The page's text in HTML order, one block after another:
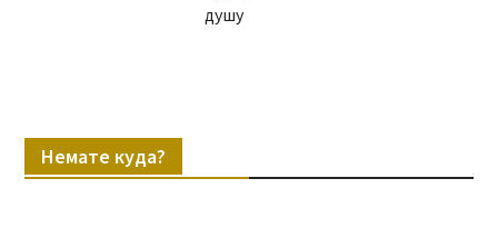
душу
Немате куда?